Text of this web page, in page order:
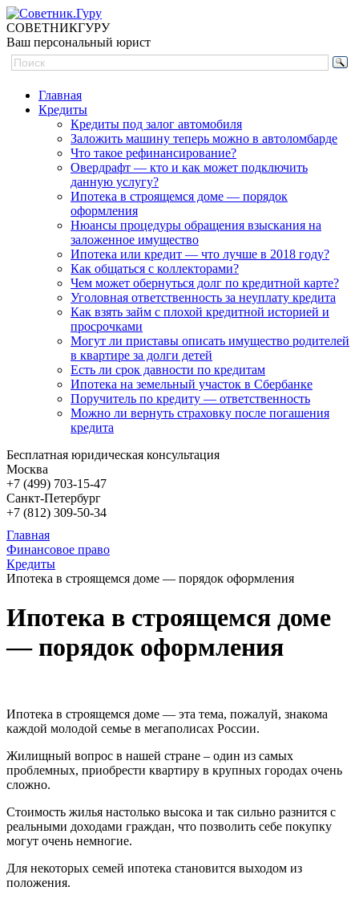
СОВЕТНИКГУРУ
Ваш персональный юрист
Главная
Кредиты
Кредиты под залог автомобиля
Заложить машину теперь можно в автоломбарде
Что такое рефинансирование?
Овердрафт — кто и как может подключить
данную услугу?
Ипотека в строящемся доме — порядок
оформления
Нюансы процедуры обращения взыскания на
заложенное имущество
Ипотека или кредит — что лучше в 2018 году?
Как общаться с коллекторами?
Чем может обернуться долг по кредитной карте?
Уголовная ответственность за неуплату кредита
Как взять займ с плохой кредитной историей и
просрочками
Могут ли приставы описать имущество родителей
в квартире за долги детей
Есть ли срок давности по кредитам
Ипотека на земельный участок в Сбербанке
Поручитель по кредиту — ответственность
Можно ли вернуть страховку после погашения
кредита
Бесплатная юридическая консультация
Москва
+7 (499) 703-15-47
Санкт-Петербург
+7 (812) 309-50-34
Главная
Финансовое право
Кредиты
Ипотека в строящемся доме — порядок оформления
Ипотека в строящемся доме
— порядок оформления
Ипотека в строящемся доме — эта тема, пожалуй, знакома
каждой молодой семье в мегаполисах России.
Жилищный вопрос в нашей стране – один из самых
проблемных, приобрести квартиру в крупных городах очень
сложно.
Стоимость жилья настолько высока и так сильно разнится с
реальными доходами граждан, что позволить себе покупку
могут очень немногие.
Для некоторых семей ипотека становится выходом из
положения.